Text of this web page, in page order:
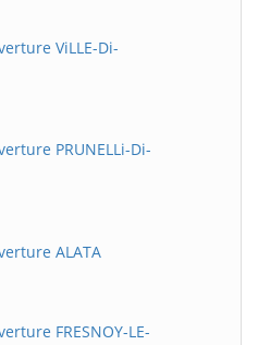
ViLLE-Di-
PRUNELLi-Di-
ALATA
FRESNOY-LE-